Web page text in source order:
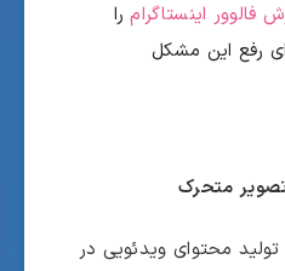
فالوور اینستاگرام را
رفع این مشکل
تولید محتوای ویدئویی در